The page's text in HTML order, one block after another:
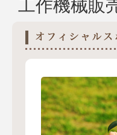
工作機械販